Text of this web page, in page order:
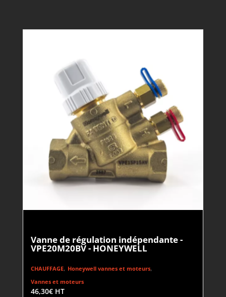
Vanne de régulation indépendante -
VPE20M20BV - HONEYWELL
CHAUFFAGE, Honeywell vannes et moteurs,
Vannes et moteurs
46,30€ HT